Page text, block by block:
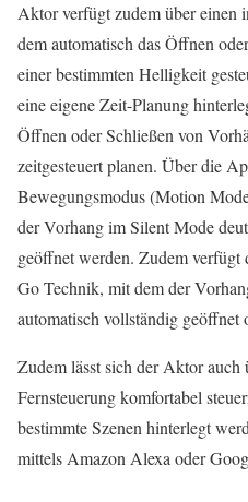
Aktor verfügt zudem über einen
dem automatisch das Öffnen
einer bestimmten Helligkeit
eine eigene Zeit-Planung
Öffnen oder Schließen von
zeitgesteuert planen. Über die
Bewegungsmodus (Motion
der Vorhang im Silent Mode
geöffnet werden. Zudem verfügt
Go Technik, mit dem der
automatisch vollständig geöffnet
Zudem lässt sich der Aktor
Fernsteuerung komfortabel
bestimmte Szenen hinterlegt
mittels Amazon Alexa oder